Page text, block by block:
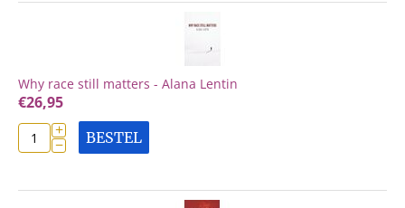
Why race still matters - Alana Lentin
€26,95
+
− BESTEL